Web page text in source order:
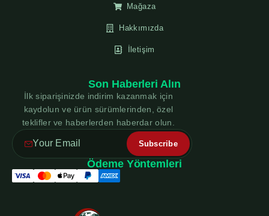
Mağaza
Hakkımızda
İletişim
Son Haberleri Alın
İlk siparişinizde indirim kazanmak için
kaydolun ve ürün sürümlerinden, özel
teklifler ve haberlerden haberdar olun.
Ödeme Yöntemleri